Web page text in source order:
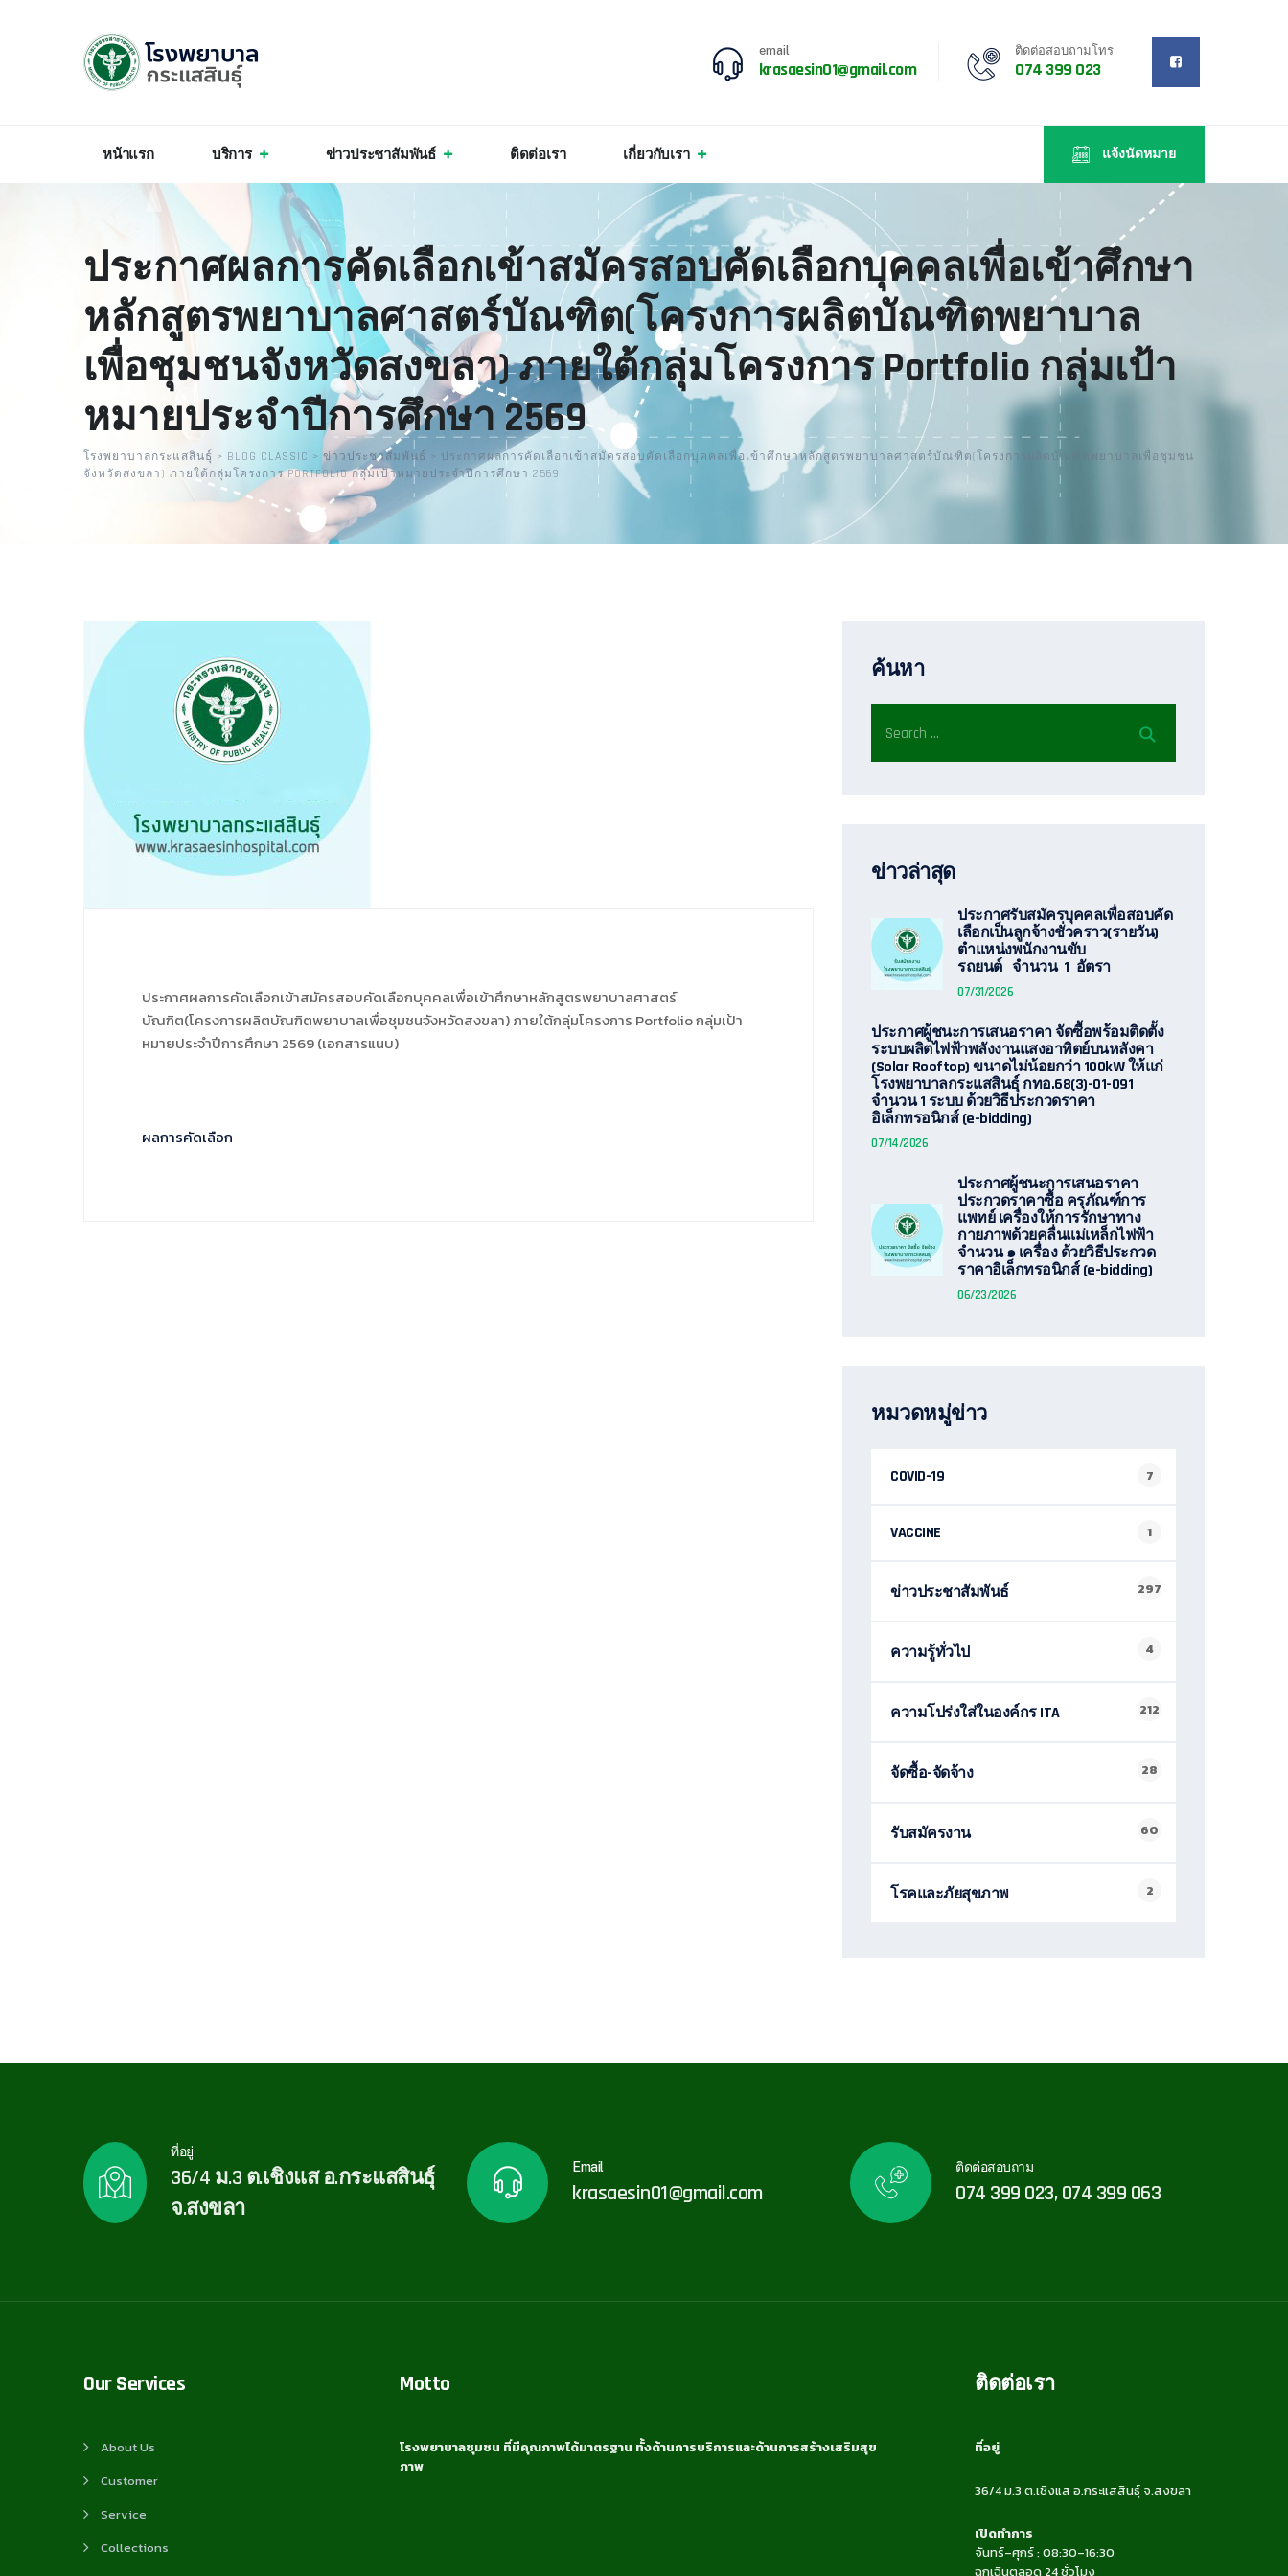
email
krasaesin01@gmail.com
ติดต่อสอบถามโทร
074 399 023
หน้าแรก บริการ ข่าวประชาสัมพันธ์ ติดต่อเรา เกี่ยวกับเรา แจ้งนัดหมาย
ประกาศผลการคัดเลือกเข้าสมัครสอบคัดเลือกบุคคลเพื่อเข้าศึกษา
หลักสูตรพยาบาลศาสตร์บัณฑิต(โครงการผลิตบัณฑิตพยาบาล
เพื่อชุมชนจังหวัดสงขลา) ภายใต้กลุ่มโครงการ Portfolio กลุ่มเป้า
หมายประจำปีการศึกษา 2569
โรงพยาบาลกระแสสินธุ์ > BLOG CLASSIC > ข่าวประชาสัมพันธ์ > ประกาศผลการคัดเลือกเข้าสมัครสอบคัดเลือกบุคคลเพื่อเข้าศึกษาหลักสูตรพยาบาลศาสตร์บัณฑิต(โครงการผลิตบัณฑิตพยาบาลเพื่อชุมชน
จังหวัดสงขลา) ภายใต้กลุ่มโครงการ PORTFOLIO กลุ่มเป้าหมายประจำปีการศึกษา 2569
ประกาศผลการคัดเลือกเข้าสมัครสอบคัดเลือกบุคคลเพื่อเข้าศึกษาหลักสูตรพยาบาลศาสตร์
บัณฑิต(โครงการผลิตบัณฑิตพยาบาลเพื่อชุมชนจังหวัดสงขลา) ภายใต้กลุ่มโครงการ Portfolio กลุ่มเป้า
หมายประจำปีการศึกษา 2569 (เอกสารแนบ)
ผลการคัดเลือก
ค้นหา
ข่าวล่าสุด
ประกาศรับสมัครบุคคลเพื่อสอบคัด
เลือกเป็นลูกจ้างชั่วคราว(รายวัน)
ตำแหน่งพนักงานขับ
รถยนต์ จำนวน 1 อัตรา
07/31/2026
ประกาศผู้ชนะการเสนอราคา จัดซื้อพร้อมติดตั้ง
ระบบผลิตไฟฟ้าพลังงานแสงอาทิตย์บนหลังคา
(Solar Rooftop) ขนาดไม่น้อยกว่า 100kW ให้แก่
โรงพยาบาลกระแสสินธุ์ กทอ.68(3)-01-091
จำนวน 1 ระบบ ด้วยวิธีประกวดราคา
อิเล็กทรอนิกส์ (e-bidding)
07/14/2026
ประกาศผู้ชนะการเสนอราคา
ประกวดราคาซื้อ ครุภัณฑ์การ
แพทย์ เครื่องให้การรักษาทาง
กายภาพด้วยคลื่นแม่เหล็กไฟฟ้า
จำนวน ๑ เครื่อง ด้วยวิธีประกวด
ราคาอิเล็กทรอนิกส์ (e-bidding)
06/23/2026
หมวดหมู่ข่าว
COVID-19 7
VACCINE 1
ข่าวประชาสัมพันธ์ 297
ความรู้ทั่วไป 4
ความโปร่งใส่ในองค์กร ITA 212
จัดซื้อ-จัดจ้าง 28
รับสมัครงาน 60
โรคและภัยสุขภาพ 2
ที่อยู่
36/4 ม.3 ต.เชิงแส อ.กระแสสินธุ์
จ.สงขลา
Email
krasaesin01@gmail.com
ติดต่อสอบถาม
074 399 023, 074 399 063
Our Services
About Us
Customer
Service
Collections
Motto
โรงพยาบาลชุมชน ที่มีคุณภาพได้มาตรฐาน ทั้งด้านการบริการและด้านการสร้างเสริมสุข
ภาพ
ติดต่อเรา
ที่อยู่
36/4 ม.3 ต.เชิงแส อ.กระแสสินธุ์ จ.สงขลา
เปิดทำการ
จันทร์–ศุกร์ : 08:30–16:30
ฉุกเฉินตลอด 24 ชั่วโมง